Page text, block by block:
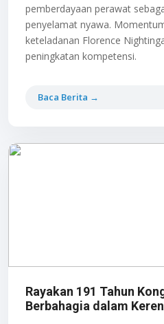
pemberdayaan perawat
penyelamat nyawa.
keteladanan Florence
peningkatan kompetensi.
Baca Berita →
Rayakan 191 Tahun
Berbahagia dalam